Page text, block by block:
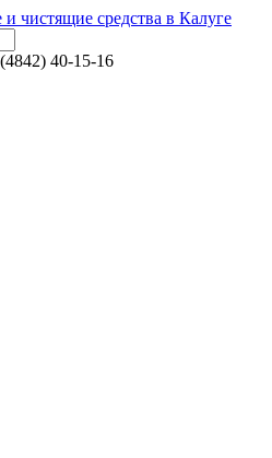
чистящие средства в Калуге
40-15-16